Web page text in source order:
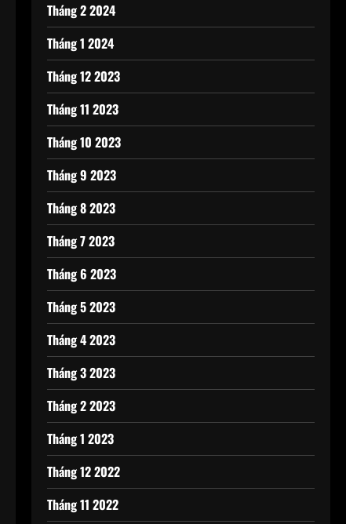
Tháng 2 2024
Tháng 1 2024
Tháng 12 2023
Tháng 11 2023
Tháng 10 2023
Tháng 9 2023
Tháng 8 2023
Tháng 7 2023
Tháng 6 2023
Tháng 5 2023
Tháng 4 2023
Tháng 3 2023
Tháng 2 2023
Tháng 1 2023
Tháng 12 2022
Tháng 11 2022